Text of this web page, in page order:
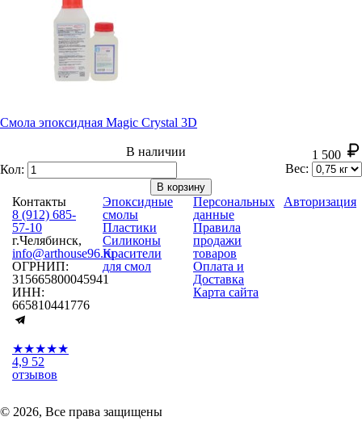
Смола эпоксидная Magic Crystal 3D
В наличии
1 500
Кол:
Вес:
В корзину
Контакты
8 (912) 685-
57-10
г.Челябинск,
info@arthouse96.ru
ОГРНИП:
315665800045941
ИНН:
665810441776
★★★★★
4,9 52
отзывов
Эпоксидные
смолы
Пластики
Силиконы
Красители
для смол
Персональных
данные
Правила
продажи
товаров
Оплата и
Доставка
Карта сайта
Авторизация
© 2026, Все права защищены